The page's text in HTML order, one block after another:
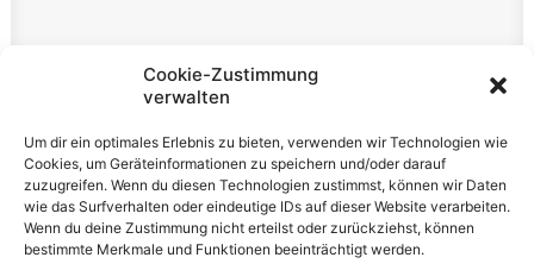
Cookie-Zustimmung
verwalten
Um dir ein optimales Erlebnis zu bieten, verwenden wir Technologien wie
Cookies, um Geräteinformationen zu speichern und/oder darauf
zuzugreifen. Wenn du diesen Technologien zustimmst, können wir Daten
wie das Surfverhalten oder eindeutige IDs auf dieser Website verarbeiten.
Wenn du deine Zustimmung nicht erteilst oder zurückziehst, können
bestimmte Merkmale und Funktionen beeinträchtigt werden.
Rechtliches
Datenschutzerklärung
Cookie-Richtlinie (EU)